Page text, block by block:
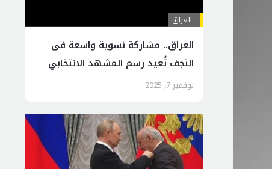
العراق
العراق.. مشاركة نسوية واسعة فی
النجف تُعيد رسم المشهد الانتخابي
نوفمبر 7, 2025